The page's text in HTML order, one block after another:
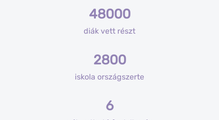
48000
diák vett részt
2800
iskola országszerte
6